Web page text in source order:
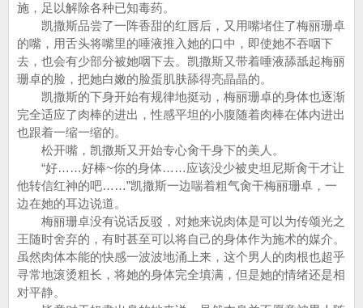
施，足以解除各种已知毒药。
凯撒斯品尝了一阵香甜的红唇后，又用嘴堵住了梅丽珊卓
的嘴，用舌头将嘴里的唾液推入她的口中，即使她不吞咽下
去，也会有少部分被她咽下去。凯撒斯又带着唾液舔舐起梅丽
珊卓的脸，把她白嫩的脸蛋肌肤舔得亮晶晶的。
凯撒斯的下身开始有规律地挺动，梅丽珊卓的身体也逐渐
完全适应了肉棒的进出，性感平坦的小腹随着肉棒在体内进出
也跟着一缩一缩的。
松开嘴，凯撒斯又开始专心肏干身下的美人。
“好……好棒~你的身体……应该没少被史坦尼斯肏干才让
他转信红神的吧……”凯撒斯一边喘着粗气肏干梅丽珊卓，一
边在她的耳边说道。
梅丽珊卓没有说话反驳，对她来说肉体是可以为传颂光之
王随时舍弃的，有时甚至可以将自己的身体作为施术的媒介。
虽然肉体本能的快感一波波地涌上来，这个男人的肉根也超乎
寻常地滚烫粗长，将她的身体完全填满，但是她的情绪还是相
对平静。